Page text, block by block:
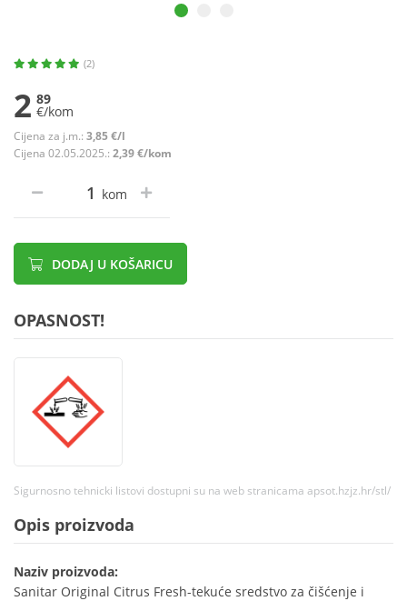
(2)
2 89
€/kom
Cijena za j.m.: 3,85 €/l
Cijena 02.05.2025.: 2,39 €/kom
kom
DODAJ U KOŠARICU
OPASNOST!
Sigurnosno tehnicki listovi dostupni su na web stranicama apsot.hzjz.hr/stl/
Opis proizvoda
Naziv proizvoda:
Sanitar Original Citrus Fresh-tekuće sredstvo za čišćenje i